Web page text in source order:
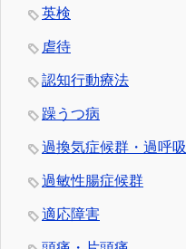
英検
虐待
認知行動療法
躁うつ病
過換気症候群・過呼吸
過敏性腸症候群
適応障害